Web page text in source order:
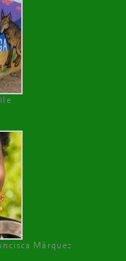
Márquez